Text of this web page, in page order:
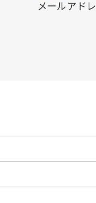
メールアド